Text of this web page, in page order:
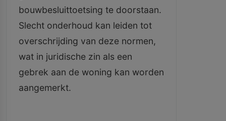
bouwbesluittoetsing te doorstaan.
Slecht onderhoud kan leiden tot
overschrijding van deze normen,
wat in juridische zin als een
gebrek aan de woning kan worden
aangemerkt.